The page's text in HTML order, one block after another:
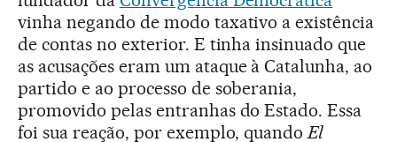
vinha negando de modo taxativo a existência
de contas no exterior. E tinha insinuado que
as acusações eram um ataque à Catalunha, ao
partido e ao processo de soberania,
promovido pelas entranhas do Estado. Essa
foi sua reação, por exemplo, quandoEl